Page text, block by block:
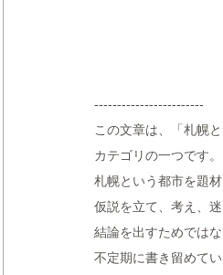
------------------------
この文章は、「札幌
カテゴリの一つです。
札幌という都市を題
仮説を立て、考え、
結論を出すためでは
不定期に書き留めてい